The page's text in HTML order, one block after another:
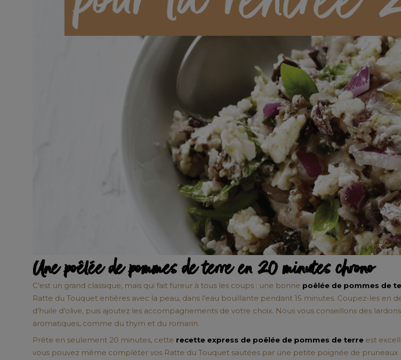
Une poêlée de pommes de terre en 20 minutes chrono
C’est un grand classique, mais qui fait fureur à tous les coups : une bonne poêlée de pommes de
Ratte du Touquet entières avec la peau, dans l’eau bouillante pendant 15 minutes. Coupez-les en
d’huile d’olive, puis ajoutez les accompagnements de votre choix. Nous vous conseillons des
aromatiques, comme du thym et du romarin.
Prête en seulement 20 minutes, cette recette express de poêlée de pommes de terre est
vous pouvez même compléter vos Ratte du Touquet sautées par une petite poignée de pruneaux